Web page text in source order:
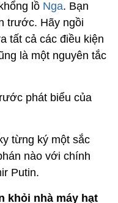
lồ Nga. Bạn
trước. Hãy ngồi
tất cả các điều kiện
là một nguyên tắc
phát biểu của
từng ký một sắc
nào với chính
Putin.
khỏi nhà máy hạt